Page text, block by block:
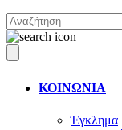
ΚΟΙΝΩΝΙΑ
Έγκλημα